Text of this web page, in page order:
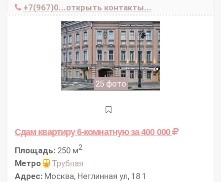
+7(967)0...открыть контакты...
25 фото
Сдам квартиру 6-комнатнуюза 400 000
Площадь: 250 м2
Метро
Трубная
Адрес: Москва, Неглинная ул, 18 1